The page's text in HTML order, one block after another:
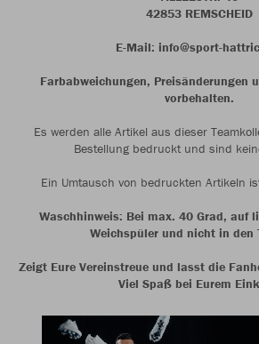
42853 REMSCHEID
E-Mail: info@sport-
Farbabweichungen, Preisänderungen
vorbehalten.
Es werden alle Artikel aus dieser
Bestellung bedruckt und sind
Ein Umtausch von bedruckten Artikeln
Waschhinweis: Bei max. 40 Grad, auf
Weichspüler und nicht in den
Zeigt Eure Vereinstreue und lasst die
Viel Spaß bei Eurem